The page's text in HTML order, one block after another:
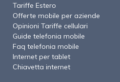
Tariffe Estero
Offerte mobile per aziende
Opinioni Tariffe cellulari
Guide telefonia mobile
Faq telefonia mobile
Internet per tablet
Chiavetta internet